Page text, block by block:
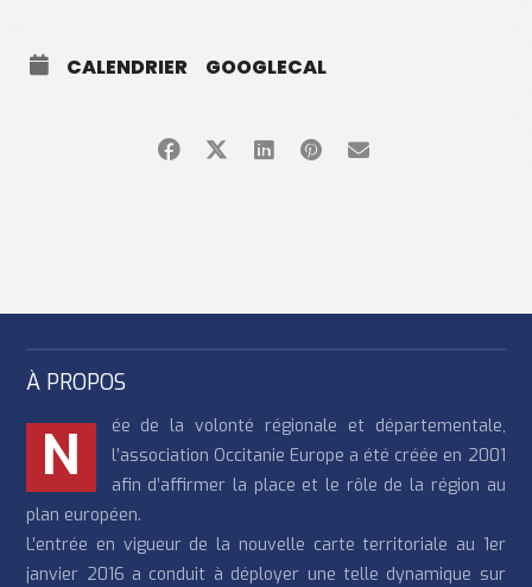
CALENDRIER GOOGLECAL
À PROPOS
N
ée de la volonté régionale et départementale,
l’association Occitanie Europe a été créée en 2001
afin d’affirmer la place et le rôle de la région au
plan européen.
L’entrée en vigueur de la nouvelle carte territoriale au 1er
janvier 2016 a conduit à déployer une telle dynamique sur